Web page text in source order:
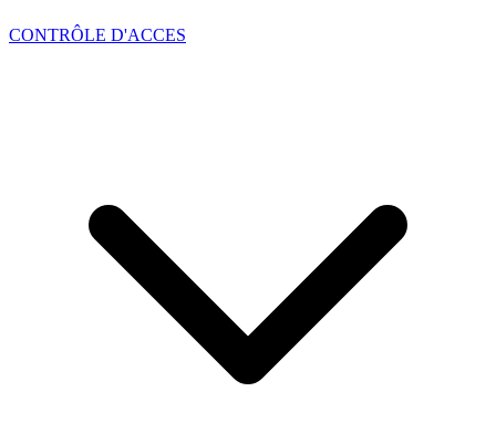
CONTRÔLE D'ACCES